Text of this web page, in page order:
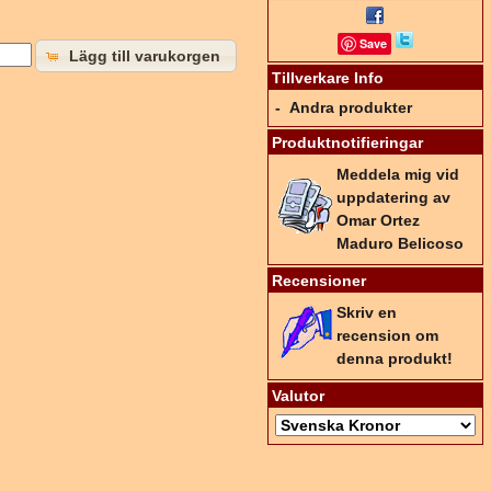
Lägg till varukorgen
Save
Tillverkare Info
- Andra produkter
Produktnotifieringar
Meddela mig vid
uppdatering av
Omar Ortez
Maduro Belicoso
Recensioner
Skriv en
recension om
denna produkt!
Valutor